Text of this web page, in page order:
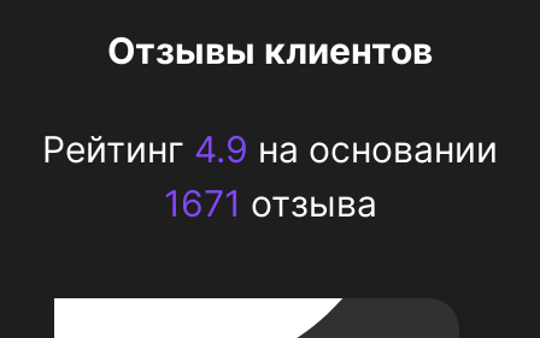
Отзывы клиентов
Рейтинг 4.9 на основании
1671 отзыва